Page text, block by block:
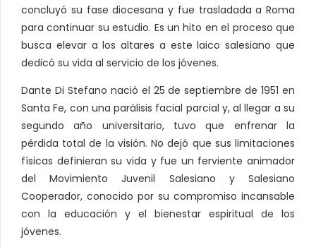
concluyó su fase diocesana y fue trasladada a Roma
para continuar su estudio. Es un hito en el proceso que
busca elevar a los altares a este laico salesiano que
dedicó su vida al servicio de los jóvenes.
Dante Di Stefano nació el 25 de septiembre de 1951 en
Santa Fe, con una parálisis facial parcial y, al llegar a su
segundo año universitario, tuvo que enfrenar la
pérdida total de la visión. No dejó que sus limitaciones
físicas definieran su vida y fue un ferviente animador
del Movimiento Juvenil Salesiano y Salesiano
Cooperador, conocido por su compromiso incansable
con la educación y el bienestar espiritual de los
jóvenes.